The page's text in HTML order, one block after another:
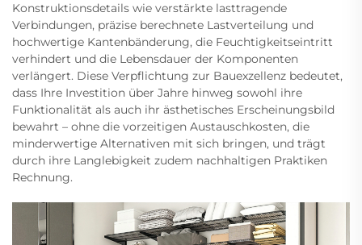
Konstruktionsdetails wie verstärkte lasttragende
Verbindungen, präzise berechnete Lastverteilung und
hochwertige Kantenbänderung, die Feuchtigkeitseintritt
verhindert und die Lebensdauer der Komponenten
verlängert. Diese Verpflichtung zur Bauexzellenz bedeutet,
dass Ihre Investition über Jahre hinweg sowohl ihre
Funktionalität als auch ihr ästhetisches Erscheinungsbild
bewahrt – ohne die vorzeitigen Austauschkosten, die
minderwertige Alternativen mit sich bringen, und trägt
durch ihre Langlebigkeit zudem nachhaltigen Praktiken
Rechnung.